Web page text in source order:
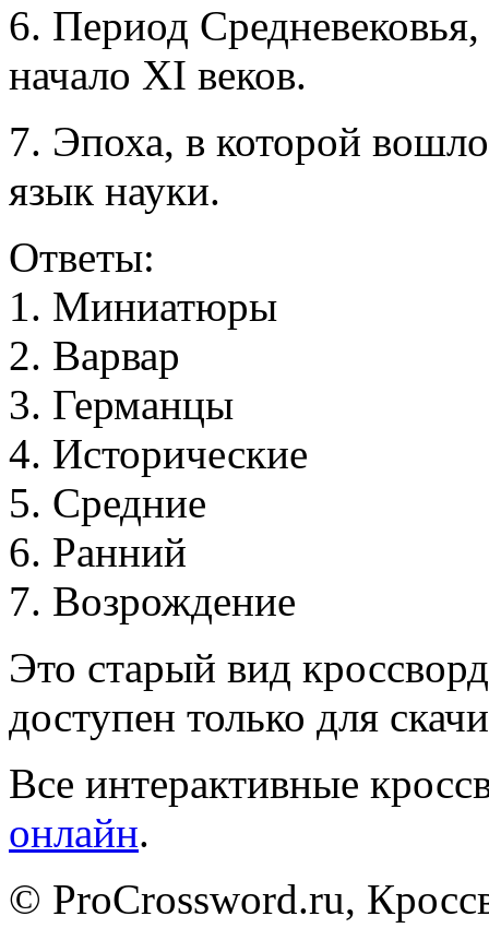
6. Период
начало XI веков.
7. Эпоха, в которой
язык науки.
Ответы:
1. Миниатюры
2. Варвар
3. Германцы
4. Исторические
5. Средние
6. Ранний
7. Возрождение
Это старый вид
доступен только для
Все интерактивные
онлайн.
© ProCrossword.ru,